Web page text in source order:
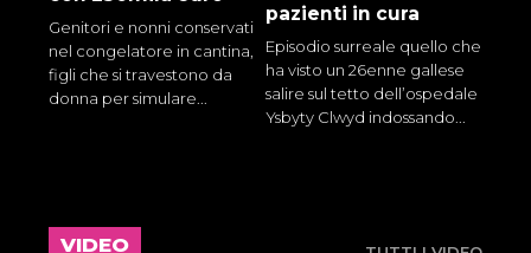
Genitori e nonni conservati
nel congelatore in cantina,
figli che si travestono da
donna per simulare...
pazienti in cura
Episodio surreale quello che
ha visto un 26enne gallese
salire sul tetto dell’ospedale
Ysbyty Clwyd indossando...
VIDEO